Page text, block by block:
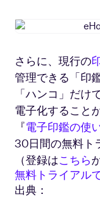
さらに、現行の
管理できる「印
「ハンコ」だけ
電子化すること
『電子印鑑の使
30日間の無料ト
（登録はこちら
無料トライアル
出典：